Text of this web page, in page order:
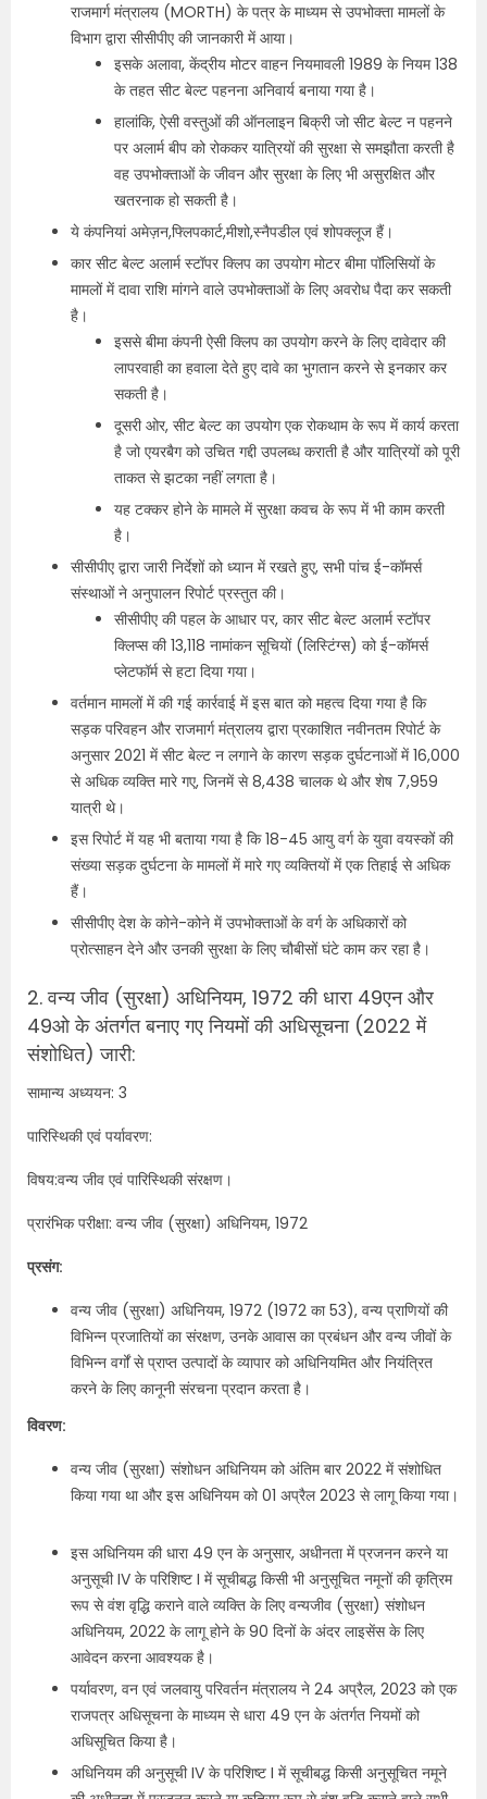
राजमार्ग मंत्रालय (MORTH) के पत्र के माध्यम से उपभोक्ता मामलों के
विभाग द्वारा सीसीपीए की जानकारी में आया।
इसके अलावा, केंद्रीय मोटर वाहन नियमावली 1989 के नियम 138
के तहत सीट बेल्ट पहनना अनिवार्य बनाया गया है।
हालांकि, ऐसी वस्तुओं की ऑनलाइन बिक्री जो सीट बेल्ट न पहनने
पर अलार्म बीप को रोककर यात्रियों की सुरक्षा से समझौता करती है
वह उपभोक्ताओं के जीवन और सुरक्षा के लिए भी असुरक्षित और
खतरनाक हो सकती है।
ये कंपनियां अमेज़न,फ्लिपकार्ट,मीशो,स्‍नैप‍डील एवं शोपक्‍लूज हैं।
कार सीट बेल्ट अलार्म स्टॉपर क्लिप का उपयोग मोटर बीमा पॉलिसियों के
मामलों में दावा राशि मांगने वाले उपभोक्ताओं के लिए अवरोध पैदा कर सकती
है।
इससे बीमा कंपनी ऐसी क्लिप का उपयोग करने के लिए दावेदार की
लापरवाही का हवाला देते हुए दावे का भुगतान करने से इनकार कर
सकती है।
दूसरी ओर, सीट बेल्ट का उपयोग एक रोकथाम के रूप में कार्य करता
है जो एयरबैग को उचित गद्दी उपलब्‍ध कराती है और यात्रियों को पूरी
ताकत से झटका नहीं लगता है।
यह टक्‍कर होने के मामले में सुरक्षा कवच के रूप में भी काम करती
है।
सीसीपीए द्वारा जारी निर्देशों को ध्यान में रखते हुए, सभी पांच ई-कॉमर्स
संस्थाओं ने अनुपालन रिपोर्ट प्रस्तुत की।
सीसीपीए की पहल के आधार पर, कार सीट बेल्ट अलार्म स्टॉपर
क्लिप्स की 13,118 नामांकन सूचियों (लिस्टिंग्स) को ई-कॉमर्स
प्लेटफॉर्म से हटा दिया गया।
वर्तमान मामलों में की गई कार्रवाई में इस बात को महत्व दिया गया है कि
सड़क परिवहन और राजमार्ग मंत्रालय द्वारा प्रकाशित नवीनतम रिपोर्ट के
अनुसार 2021 में सीट बेल्ट न लगाने के कारण सड़क दुर्घटनाओं में 16,000
से अधिक व्यक्ति मारे गए, जिनमें से 8,438 चालक थे और शेष 7,959
यात्री थे।
इस रिपोर्ट में यह भी बताया गया है कि 18-45 आयु वर्ग के युवा वयस्कों की
संख्‍या सड़क दुर्घटना के मामलों में मारे गए व्‍यक्तियों में एक तिहाई से अधिक
हैं।
सीसीपीए देश के कोने-कोने में उपभोक्ताओं के वर्ग के अधिकारों को
प्रोत्‍साहन देने और उनकी सुरक्षा के लिए चौबीसों घंटे काम कर रहा है।
2. वन्य जीव (सुरक्षा) अधिनियम, 1972 की धारा 49एन और
49ओ के अंतर्गत बनाए गए नियमों की अधिसूचना (2022 में
संशोधित) जारी:
सामान्य अध्ययन: 3
पारिस्थिकी एवं पर्यावरण:
विषय:वन्य जीव एवं पारिस्थिकी संरक्षण।
प्रारंभिक परीक्षा: वन्य जीव (सुरक्षा) अधिनियम, 1972
प्रसंग:
वन्य जीव (सुरक्षा) अधिनियम, 1972 (1972 का 53), वन्य प्राणियों की
विभिन्न प्रजातियों का संरक्षण, उनके आवास का प्रबंधन और वन्य जीवों के
विभिन्न वर्गों से प्राप्त उत्पादों के व्यापार को अधिनियमित और नियंत्रित
करने के लिए कानूनी संरचना प्रदान करता है।
विवरण:
वन्य जीव (सुरक्षा) संशोधन अधिनियम को अंतिम बार 2022 में संशोधित
किया गया था और इस अधिनियम को 01 अप्रैल 2023 से लागू किया गया।
इस अधिनियम की धारा 49 एन के अनुसार, अधीनता में प्रजनन करने या
अनुसूची IV के परिशिष्ट I में सूचीबद्ध किसी भी अनुसूचित नमूनों की कृत्रिम
रूप से वंश वृद्धि कराने वाले व्यक्ति के लिए वन्यजीव (सुरक्षा) संशोधन
अधिनियम, 2022 के लागू होने के 90 दिनों के अंदर लाइसेंस के लिए
आवेदन करना आवश्यक है।
पर्यावरण, वन एवं जलवायु परिवर्तन मंत्रालय ने 24 अप्रैल, 2023 को एक
राजपत्र अधिसूचना के माध्यम से धारा 49 एन के अंतर्गत नियमों को
अधिसूचित किया है।
अधिनियम की अनुसूची IV के परिशिष्ट I में सूचीबद्ध किसी अनुसूचित नमूने